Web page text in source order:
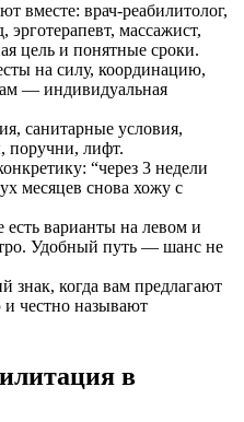
вместе: врач‑реабилитолог,
массажист,
цель и понятные сроки.
на силу, координацию,
— индивидуальная
санитарные условия,
поручни, лифт.
“через 3 недели
месяцев снова хожу с
варианты на левом и
Удобный путь — шанс не
знак, когда вам предлагают
честно называют
в